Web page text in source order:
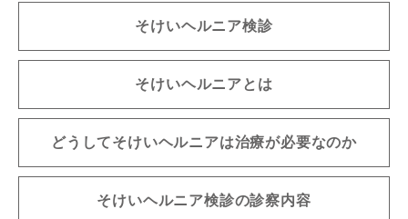
そけいヘルニア検診
そけいヘルニアとは
どうしてそけいヘルニアは治療が必要なのか
そけいヘルニア検診の診察内容